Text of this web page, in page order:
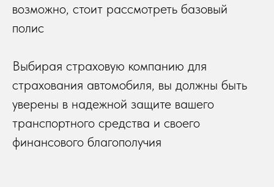
возможно, стоит рассмотреть базовый
полис
Выбирая страховую компанию для
страхования автомобиля, вы должны быть
уверены в надежной защите вашего
транспортного средства и своего
финансового благополучия